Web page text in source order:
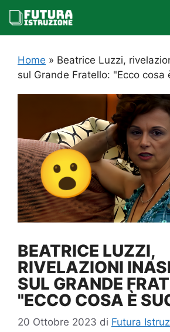
contenuto
Home » Beatrice Luzzi,
sul Grande Fratello: "Ecco cosa
BEATRICE LUZZI,
RIVELAZIONI
SUL GRANDE
"ECCO COSA È
20 Ottobre 2023 di Futura